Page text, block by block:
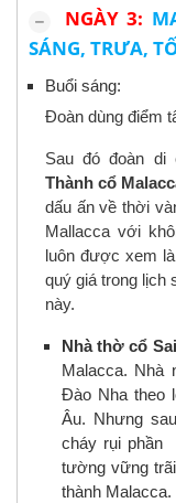
NGÀY 3:
SÁNG, TRƯA,
Buổi sáng:
Đoàn dùng điểm
Sau đó đoàn di
Thành cổ
dấu ấn về thời
Mallacca với
luôn được xem
quý giá trong lịch
này.
Nhà thờ cổ
Malacca.
Đào Nha theo
Âu. Nhưng
cháy rụi phần
tường vững
thành Malacca.